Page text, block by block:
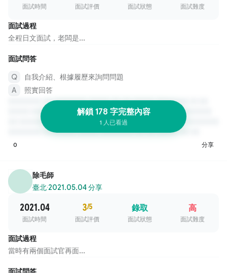
面試時間 面試評價 面試狀態 面試難度
面試過程
全程日文面試，老闆是...
面試問答
自我介紹、根據履歷來詢問問題
照實回答
解鎖 178 字完整內容
1 人已看過
0 分享
除毛師
臺北·2021.05.04 分享
2021.04
面試時間
3/5
面試評價
錄取
面試狀態
高
面試難度
面試過程
當時有兩個面試官再面...
面試問答